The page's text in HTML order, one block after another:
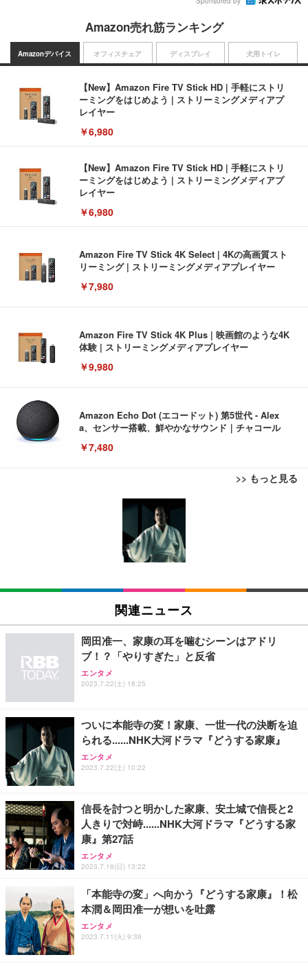
Amazon売れ筋ランキング
Amazonデバイス
【New】Amazon Fire TV Stick HD | 手軽にストリ
ーミングをはじめよう | ストリーミングメディアプ
レイヤー
￥6,980
【New】Amazon Fire TV Stick HD | 手軽にストリ
ーミングをはじめよう | ストリーミングメディアプ
レイヤー
￥6,980
Amazon Fire TV Stick 4K Select | 4Kの高画質スト
リーミング | ストリーミングメディアプレイヤー
￥7,980
Amazon Fire TV Stick 4K Plus | 映画館のような4K
体験 | ストリーミングメディアプレイヤー
￥9,980
Amazon Echo Dot (エコードット) 第5世代 - Alex
a、センサー搭載、鮮やかなサウンド｜チャコール
￥7,480
>> もっと見る
オフィスチェア
[EdoErgo] オフィスチェア 椅子 テレワーク 疲れな
い 跳ね上げ式アームレスト コンパクト 約105度ロッ
キング pc 事務椅子 360度回転 座面昇降 強化ナイロ
ン樹脂ベース 通気性メッシュ 在宅ワーク H-WY01
(黒網+黒枠+黒足)
SIHOO B100 オフィスチェア／デスクチェア メッシ
ュチェア 人間工学 疲れない ブラック
￥27,999
Sezlife オフィスチェア デスクチェア 疲れない テレ
ワーク チェア 強化バックレスト 30度ロッキング機
能 人間工学 椅子 腰サポート 90度跳ね上げ式アーム
務用 おしゃれ パソコンチェア (ブラック)
Sezlife オフィスチェア デスクチェア 疲れない テレ
ワーク チェア 強化バックレスト 30度ロッキング機
能 人間工学 椅子 腰サポート 90度跳ね上げ式アーム
務用 おしゃれ パソコンチェア (ホワイト)
ANDWINT オフィスチェア デスクチェア 肘なし メ
ッシュ 通気性 ランバーサポート付き 腰サポート ガ
ス圧無段階昇降 360度回転 キャスター付き コンパク
ト 幅52×奥行58.5×高さ84～96cm テレワーク 在宅
￥4,139
ディスプレイ
EIZO ビジネス向けプレミアムモニター | FlexScan
EV3240X-WT | 31.5型4K UHD・USB Type-C・ホワ
￥105,595
EIZO ビジネス向けプレミアムモニター | FlexScan
￥109,572
【純正品】27"ゲーミングモニター DualSense 充電
フック付き（CFI-ZDM1J）
【整備済み品】Dell E2724HS 27インチ 液晶モニタ
ー フルHD（1920×1080）VA 非光沢 HDMI/DisplayP
ort/VGA スピーカー内蔵 高さ調整 スイベル VESA対
【MiniLED/24.5inch/280Hz/FHD】GRAPHT THE S
HOOTER Gaming Monitor 24” Essential ゲーミン
グモニター QD 24.5インチ 1ms FHD 量子ドット 残
像低減 (3年保証 | 輝点保証 | 日本メーカー)
￥34,980
犬用トイレ
Amazonベーシック ペットシーツ 薄型 レギュラー 1
回使い捨て 無香料 ホワイト 300枚
Amazonベーシック ペットシーツ 厚型 ワイド 42枚
x2袋(84枚) ホワイト(吸収面:ライトブルー)
￥3,234
ネオ・ルーライフ ネオ・オムツ L 中型犬用 26枚入
り 単品
Smart Basic(スマートベーシック) 【Amazon.co.jp
限定】 Smart Basic アイリスオーヤマ ペットシーツ
超厚型 お徳用 ワイド 100枚入 (x 1) (ケース販売)
アイリスオーヤマ ペットシーツ 超厚型 お徳用 レギ
ュラー 200枚入【Amazon.co.jp限定】
￥3,731
関連ニュース
岡田准一、家康の耳を噛むシーンはアドリ
ブ！？「やりすぎた」と反省
エンタメ
2023.7.22(土) 18:25
ついに本能寺の変！家康、一世一代の決断を迫
られる......NHK大河ドラマ『どうする家康』
エンタメ
2023.7.22(土) 10:22
信長を討つと明かした家康、安土城で信長と2
人きりで対峙......NHK大河ドラマ『どうする家
康』第27話
エンタメ
2023.7.16(日) 13:22
「本能寺の変」へ向かう『どうする家康』！松
本潤＆岡田准一が想いを吐露
エンタメ
2023.7.11(火) 9:39